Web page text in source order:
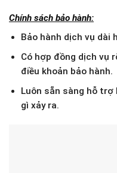
Chính sách bảo hành:
Bảo hành dịch vụ dài
Có hợp đồng dịch vụ
điều khoản bảo hành.
Luôn sẵn sàng hỗ trợ
gì xảy ra.